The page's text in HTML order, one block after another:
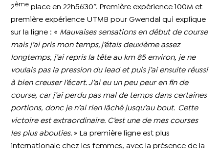
2ème place en 22h56’30’’. Première expérience 100M et
première expérience UTMB pour Gwendal qui explique
sur la ligne : « Mauvaises sensations en début de course
mais j’ai pris mon temps, j’étais deuxième assez
longtemps, j’ai repris la tête au km 85 environ, je ne
voulais pas la pression du lead et puis j’ai ensuite réussi
à bien creuser l’écart. J’ai eu un peu peur en fin de
course, car j’ai perdu pas mal de temps dans certaines
portions, donc je n’ai rien lâché jusqu’au bout. Cette
victoire est extraordinaire. C’est une de mes courses
les plus abouties. » La première ligne est plus
internationale chez les femmes, avec la présence de la